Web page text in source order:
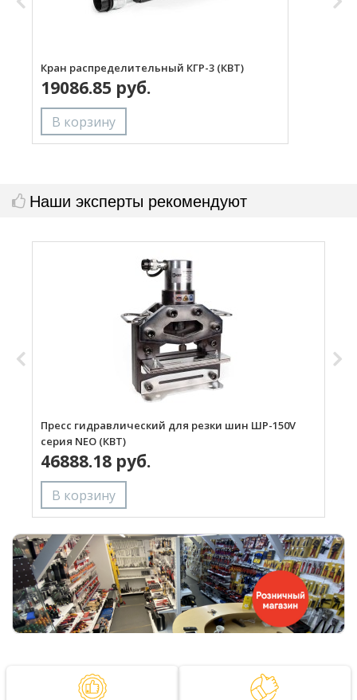
Кран распределительный КГР-3 (КВТ)
19086.85 руб.
Наши эксперты рекомендуют
Пресс гидравлический для резки шин ШР-150V
серия NEO (КВТ)
46888.18 руб.